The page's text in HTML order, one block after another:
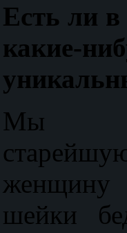
Есть ли
какие-
Мы
шейки